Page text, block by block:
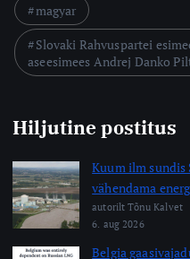
magyar
Slovaki Rahvuspartei
aseesimees Andrej Danko
Hiljutine postitus
Kuum ilm sundis
vähendama
autorilt Tõnu Kalvet
6. aug 2026
Belgia